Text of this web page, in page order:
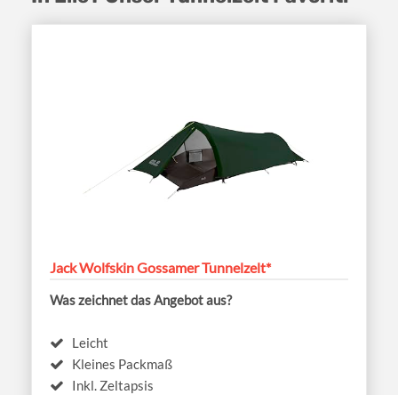
Jack Wolfskin Gossamer Tunnelzelt*
Was zeichnet das Angebot aus?
Leicht
Kleines Packmaß
Inkl. Zeltapsis